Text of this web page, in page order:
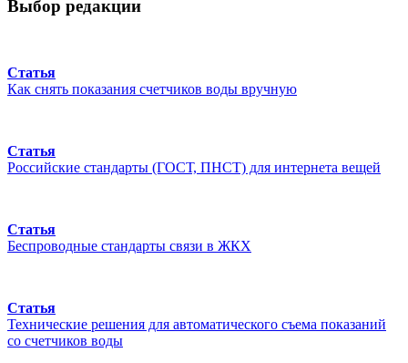
Выбор редакции
Статья
Как снять показания счетчиков воды вручную
Статья
Российские стандарты (ГОСТ, ПНСТ) для интернета вещей
Статья
Беспроводные стандарты связи в ЖКХ
Статья
Технические решения для автоматического съема показаний
со счетчиков воды